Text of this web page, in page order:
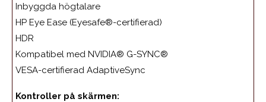
Inbyggda högtalare
HP Eye Ease (Eyesafe®-certifierad)
HDR
Kompatibel med NVIDIA® G-SYNC®
VESA-certifierad AdaptiveSync
Kontroller på skärmen: